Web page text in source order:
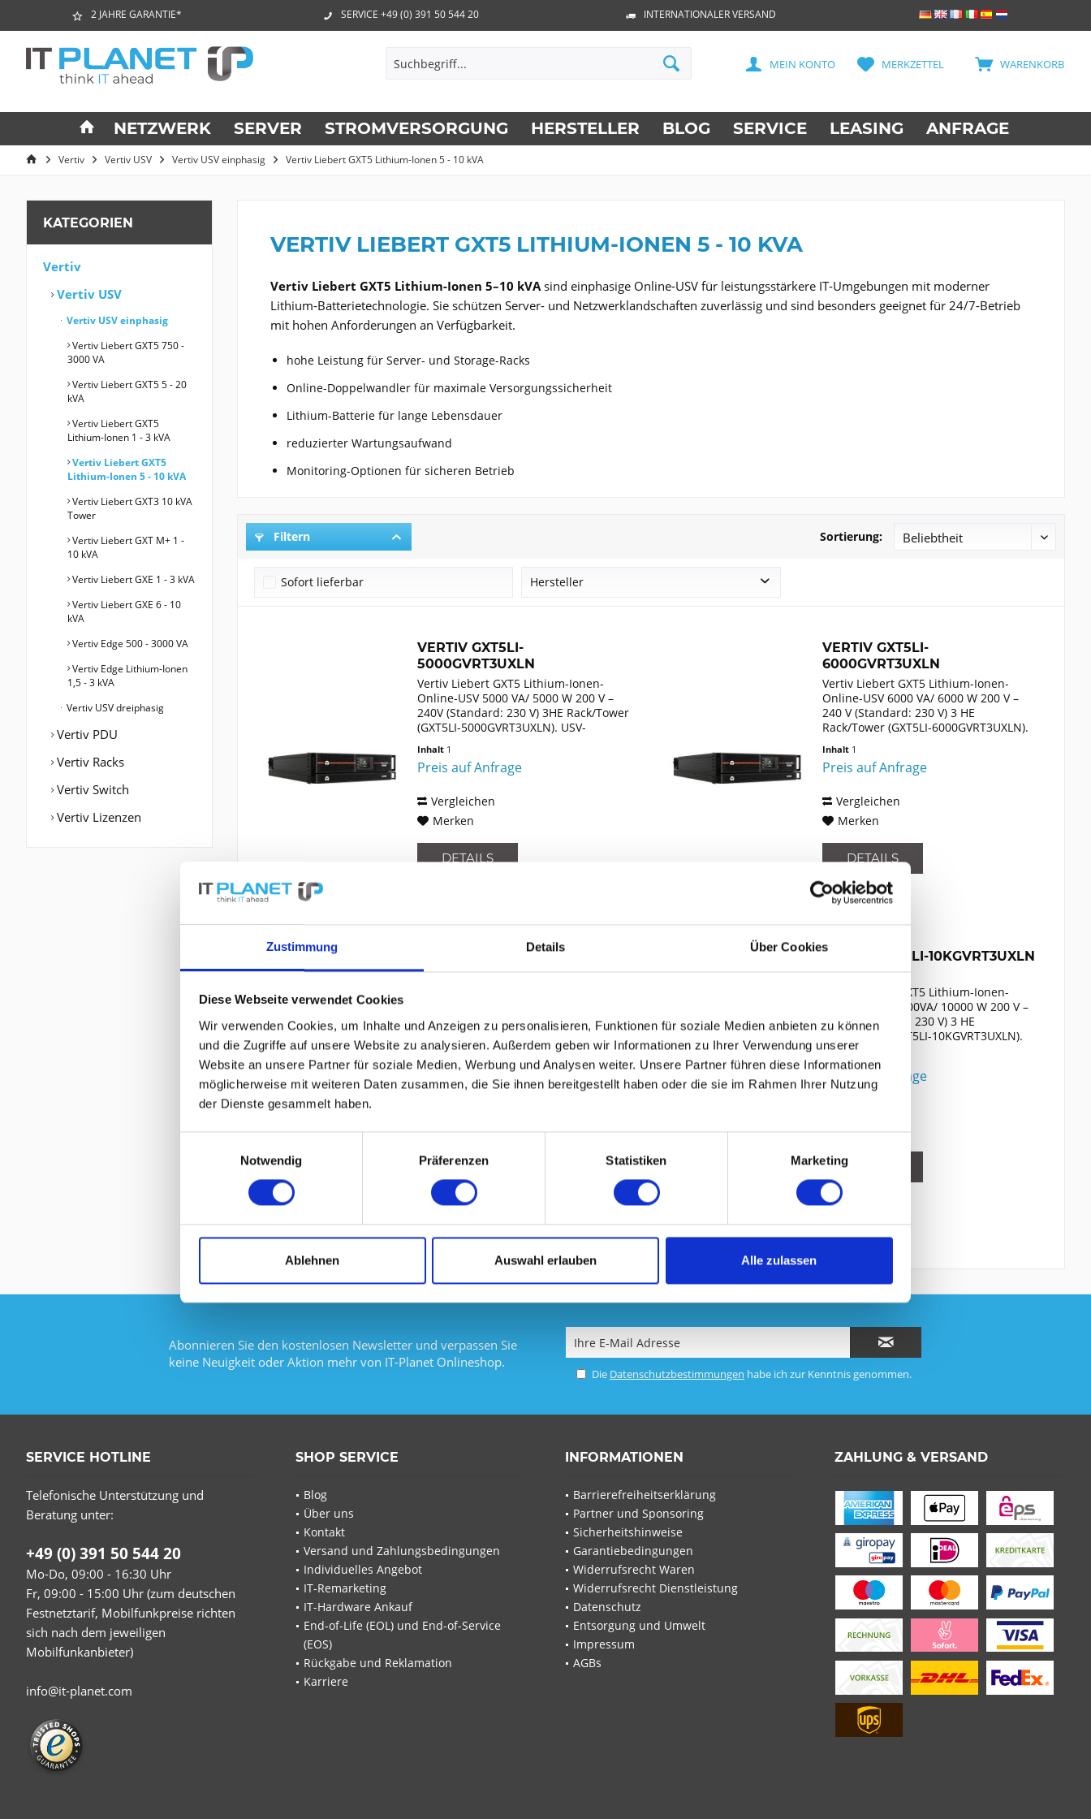
Zustimmung Details Über Cookies
Diese Webseite verwendet Cookies
Wir verwenden Cookies, um Inhalte und Anzeigen zu personalisieren, Funktionen für soziale Medien anbieten zu können
und die Zugriffe auf unsere Website zu analysieren. Außerdem geben wir Informationen zu Ihrer Verwendung unserer
Website an unsere Partner für soziale Medien, Werbung und Analysen weiter. Unsere Partner führen diese Informationen
möglicherweise mit weiteren Daten zusammen, die Sie ihnen bereitgestellt haben oder die sie im Rahmen Ihrer Nutzung
der Dienste gesammelt haben.
Notwendig
Präferenzen Statistiken Marketing
Ablehnen Auswahl erlauben Alle zulassen
2 JAHRE GARANTIE* SERVICE +49 (0) 391 50 544 20 INTERNATIONALER VERSAND
WARENKORB
MERKZETTEL
MEIN KONTO
NETZWERK SERVER STROMVERSORGUNG HERSTELLER BLOG SERVICE LEASING ANFRAGE
Vertiv Vertiv USV Vertiv USV einphasig Vertiv Liebert GXT5 Lithium-Ionen 5 - 10 kVA
KATEGORIEN
Vertiv
Vertiv USV
Vertiv USV einphasig
Vertiv Liebert GXT5 750 -
3000 VA
Vertiv Liebert GXT5 5 - 20
kVA
Vertiv Liebert GXT5
Lithium-Ionen 1 - 3 kVA
Vertiv Liebert GXT5
Lithium-Ionen 5 - 10 kVA
Vertiv Liebert GXT3 10 kVA
Tower
Vertiv Liebert GXT M+ 1 -
10 kVA
Vertiv Liebert GXE 1 - 3 kVA
Vertiv Liebert GXE 6 - 10
kVA
Vertiv Edge 500 - 3000 VA
Vertiv Edge Lithium-Ionen
1,5 - 3 kVA
Vertiv USV dreiphasig
Vertiv PDU
Vertiv Racks
Vertiv Switch
Vertiv Lizenzen
VERTIV LIEBERT GXT5 LITHIUM-IONEN 5 - 10 KVA
Vertiv Liebert GXT5 Lithium-Ionen 5–10 kVAsind einphasige Online-USV für leistungsstärkere IT-Umgebungen mit moderner
Lithium-Batterietechnologie. Sie schützen Server- und Netzwerklandschaften zuverlässig und sind besonders geeignet für 24/7-Betrieb
mit hohen Anforderungen an Verfügbarkeit.
hohe Leistung für Server- und Storage-Racks
Online-Doppelwandler für maximale Versorgungssicherheit
Lithium-Batterie für lange Lebensdauer
reduzierter Wartungsaufwand
Monitoring-Optionen für sicheren Betrieb
Filtern Sortierung:
Sofort lieferbar Hersteller
VERTIV GXT5LI-
5000GVRT3UXLN
Vertiv Liebert GXT5 Lithium-Ionen-
Online-USV 5000 VA/ 5000 W 200 V –
240V (Standard: 230 V) 3HE Rack/Tower
(GXT5LI-5000GVRT3UXLN). USV-
Ausgangskapazität: 5 kVA,
Ausgangsleistung: 5000 W....
Inhalt 1
Preis auf Anfrage
Vergleichen
Merken
DETAILS
VERTIV GXT5LI-
6000GVRT3UXLN
Vertiv Liebert GXT5 Lithium-Ionen-
Online-USV 6000 VA/ 6000 W 200 V –
240 V (Standard: 230 V) 3 HE
Rack/Tower (GXT5LI-6000GVRT3UXLN).
(Online), Ausgangskapazität: 6 kVA,
Ausgangsleistung: 6000 W....
Inhalt 1
Preis auf Anfrage
Vergleichen
Merken
DETAILS
8000GVRT3UXLN
240 V (Standard: 230 V) 3 HE
Rack/Tower (GXT5LI-8000GVRT3UXLN).
USV-Topologie: Doppelwandler
(Online), Ausgangskapazität: 8 kVA,
Ausgangsleistung: 8000 W....
Inhalt
Preis auf Anfrage
Merken
DETAILS
VERTIV GXT5LI-10KGVRT3UXLN
Vertiv Liebert GXT5 Lithium-Ionen-
Online-USV 10000VA/ 10000 W 200 V –
240 V (Standard: 230 V) 3 HE
Rack/Tower (GXT5LI-10KGVRT3UXLN).
USV-Topologie: Doppelwandler
(Online), Ausgangskapazität: 10 kVA,
Ausgangsleistung: 10000 W....
Inhalt1
Preis auf Anfrage
Merken
DETAILS
Abonnieren Sie den kostenlosen Newsletter und verpassen Sie
keine Neuigkeit oder Aktion mehr von IT-Planet Onlineshop.
Die Datenschutzbestimmungen habe ich zur Kenntnis genommen.
SERVICE HOTLINE
Telefonische Unterstützung und
Beratung unter:
+49 (0) 391 50 544 20
Mo-Do, 09:00 - 16:30 Uhr
Fr, 09:00 - 15:00 Uhr (zum deutschen
Festnetztarif, Mobilfunkpreise richten
sich nach dem jeweiligen
Mobilfunkanbieter)
info@it-planet.com
SHOP SERVICE
Blog
Über uns
Kontakt
Versand und Zahlungsbedingungen
Individuelles Angebot
IT-Remarketing
IT-Hardware Ankauf
End-of-Life (EOL) und End-of-Service
(EOS)
Rückgabe und Reklamation
Karriere
INFORMATIONEN
Barrierefreiheitserklärung
Partner und Sponsoring
Sicherheitshinweise
Garantiebedingungen
Widerrufsrecht Waren
Widerrufsrecht Dienstleistung
Datenschutz
Entsorgung und Umwelt
Impressum
AGBs
ZAHLUNG & VERSAND